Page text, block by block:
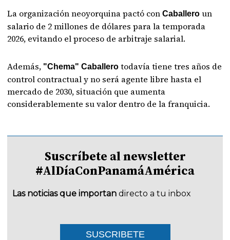
La organización neoyorquina pactó conCaballeroun
salario de 2 millones de dólares para la temporada
2026, evitando el proceso de arbitraje salarial.
Además, "Chema" Caballerotodavía tiene tres años de
control contractual y no será agente libre hasta el
mercado de 2030, situación que aumenta
considerablemente su valor dentro de la franquicia.
Suscríbete al newsletter
#AlDíaConPanamáAmérica
Las noticias que importan directo a tu inbox
SUSCRIBETE